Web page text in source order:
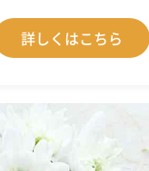
詳しくはこちら